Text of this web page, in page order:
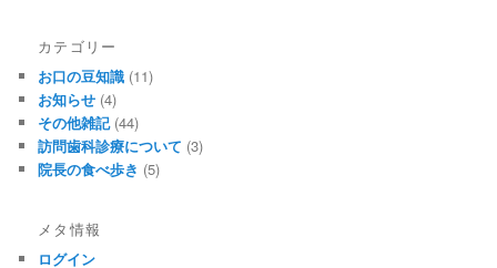
カテゴリー
お口の豆知識 (11)
お知らせ (4)
その他雑記(44)
訪問歯科診療について (3)
院長の食べ歩き (5)
メタ情報
ログイン